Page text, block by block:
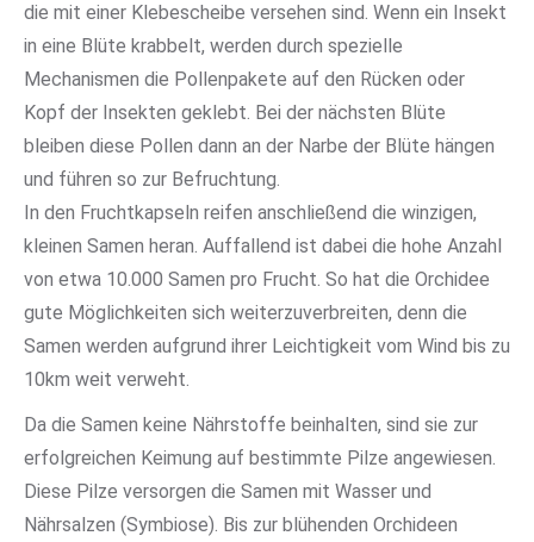
die mit einer Klebescheibe versehen sind. Wenn ein Insekt
in eine Blüte krabbelt, werden durch spezielle
Mechanismen die Pollenpakete auf den Rücken oder
Kopf der Insekten geklebt. Bei der nächsten Blüte
bleiben diese Pollen dann an der Narbe der Blüte hängen
und führen so zur Befruchtung.
In den Fruchtkapseln reifen anschließend die winzigen,
kleinen Samen heran. Auffallend ist dabei die hohe Anzahl
von etwa 10.000 Samen pro Frucht. So hat die Orchidee
gute Möglichkeiten sich weiterzuverbreiten, denn die
Samen werden aufgrund ihrer Leichtigkeit vom Wind bis zu
10km weit verweht.
Da die Samen keine Nährstoffe beinhalten, sind sie zur
erfolgreichen Keimung auf bestimmte Pilze angewiesen.
Diese Pilze versorgen die Samen mit Wasser und
Nährsalzen (Symbiose). Bis zur blühenden Orchideen